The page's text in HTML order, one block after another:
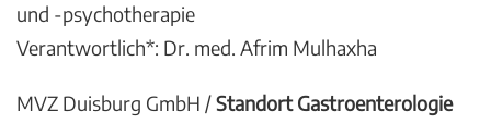
und -psychotherapie
Verantwortlich*: Dr. med. Afrim Mulhaxha
MVZ Duisburg GmbH /Standort Gastroenterologie